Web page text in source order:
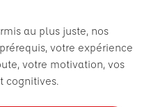
au plus juste, nos
votre expérience
votre motivation, vos
cognitives.